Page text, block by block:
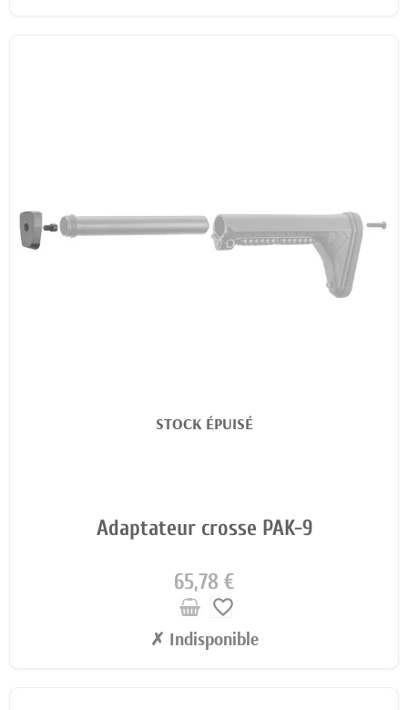
STOCK ÉPUISÉ
Adaptateur crosse PAK-9
65,78 €
favorite_border
✗ Indisponible